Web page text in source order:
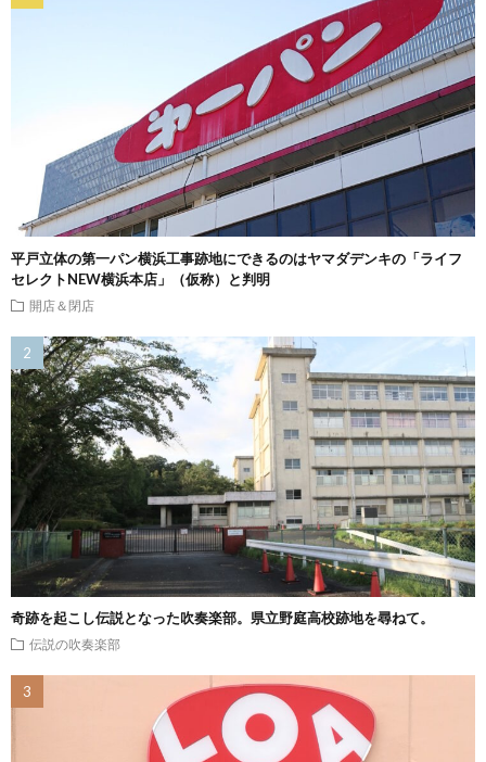
平戸立体の第一パン横浜工事跡地にできるのはヤマダデンキの「ライフ
セレクトNEW横浜本店」（仮称）と判明
開店＆閉店
奇跡を起こし伝説となった吹奏楽部。県立野庭高校跡地を尋ねて。
伝説の吹奏楽部